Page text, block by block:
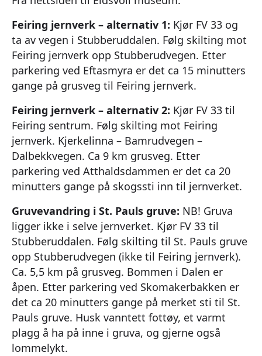
Feiring jernverk – alternativ 1: Kjør FV 33 og
ta av vegen i Stubberuddalen. Følg skilting mot
Feiring jernverk opp Stubberudvegen. Etter
parkering ved Eftasmyra er det ca 15 minutters
gange på grusveg til Feiring jernverk.
Feiring jernverk – alternativ 2: Kjør FV 33 til
Feiring sentrum. Følg skilting mot Feiring
jernverk. Kjerkelinna – Bamrudvegen –
Dalbekkvegen. Ca 9 km grusveg. Etter
parkering ved Atthaldsdammen er det ca 20
minutters gange på skogssti inn til jernverket.
Gruvevandring i St. Pauls gruve: NB! Gruva
ligger ikke i selve jernverket. Kjør FV 33 til
Stubberuddalen. Følg skilting til St. Pauls gruve
opp Stubberudvegen (ikke til Feiring jernverk).
Ca. 5,5 km på grusveg. Bommen i Dalen er
åpen. Etter parkering ved Skomakerbakken er
det ca 20 minutters gange på merket sti til St.
Pauls gruve. Husk vanntett fottøy, et varmt
plagg å ha på inne i gruva, og gjerne også
lommelykt.